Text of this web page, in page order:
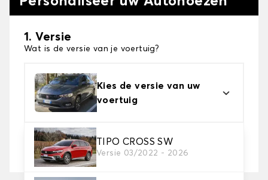
1. Versie
Wat is de versie van je voertuig?
Kies de versie van uw
voertuig
TIPO CROSS SW
Versie 03/2022 - 2026
2. Beschermingsniveau
Kies de juiste beschermhoes voor uw behoeftes